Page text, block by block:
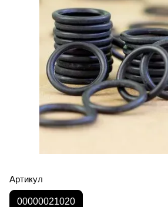
Артикул
00000021020